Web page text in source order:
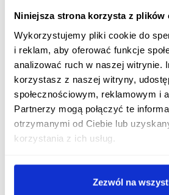
Niniejsza strona korzysta z plików
Wykorzystujemy pliki cookie do
i reklam, aby oferować funkcje
analizować ruch w naszej witrynie.
korzystasz z naszej witryny,
społecznościowym, reklamowym i
Partnerzy mogą połączyć te
otrzymanymi od Ciebie lub
korzystania z ich usług.
Zezwól na
przedłużającego się krwawienia,
niepokój
, warto skonsultować
lekarzem.
Serwis Erecept.pl oferuje
online, podczas których pacjentki
receptę online.
Zobacz także:Seks oralny - czy
Kto jest najbardziej
krwawienie podczas
Na krwawienie narażone są przede